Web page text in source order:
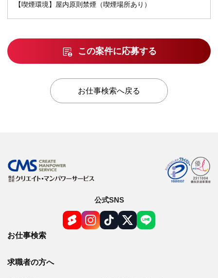
【喫煙環境】屋内原則禁煙（喫煙場所あり）
この案件に応募する
お仕事検索へ戻る
公式SNS
お仕事検索
求職者の方へ